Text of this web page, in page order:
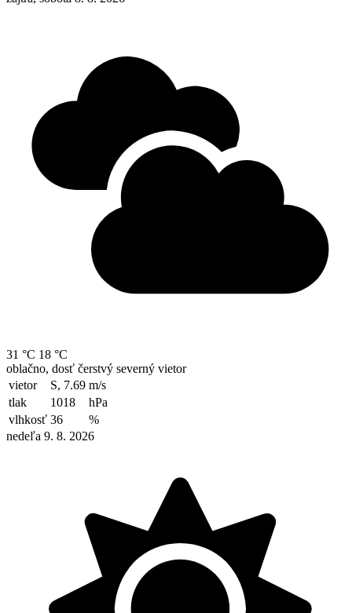
31 °C 18 °C
oblačno, dosť čerstvý severný vietor
vietor
S, 7.69 m/s
tlak
1018
hPa
vlhkosť 36
%
nedeľa 9. 8. 2026